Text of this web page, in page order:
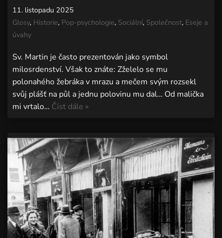
11. listopadu 2025
Glosy, Historie, Pop-psychologie, Sociální, Společnost, Eseje a
úvahy
Sv. Martin je často prezentován jako symbol
milosrdenství. Však to znáte: Zželelo se mu
polonahého žebráka v mrazu a mečem svým rozsekl
svůj plášť na půl a jednu polovinu mu dal… Od malička
mi vrtalo… Číst dále »